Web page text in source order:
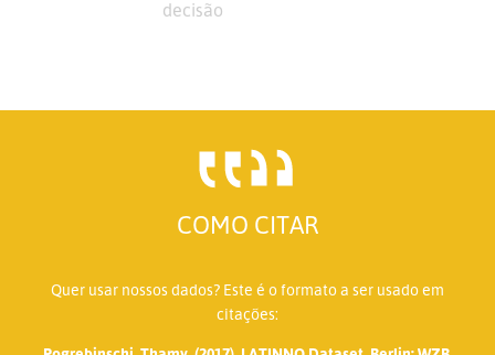
decisão
COMO CITAR
Quer usar nossos dados? Este é o formato a ser usado em
citações: